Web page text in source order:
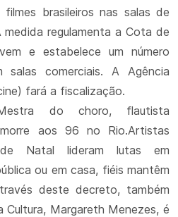
brasileiros nas salas de
regulamenta a Cota de
e estabelece um número
salas comerciais. A Agência
fará a fiscalização.
do choro, flautista
aos 96 no Rio.Artistas
Natal lideram lutas em
ou em casa, fiéis mantêm
deste decreto, também
Cultura, Margareth Menezes, é